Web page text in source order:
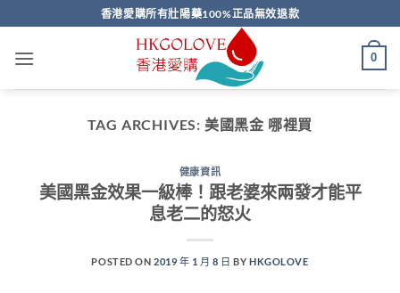
to
content
香港愛購所有壯陽藥100%正品無效退款
0
TAG ARCHIVES: 美國黑金 哪裡買
健康資訊
美國黑金效果一級棒！跟老婆來兩發才能平
息老二的怒火
POSTED ON2019 年 1 月 8 日 BYHKGOLOVE